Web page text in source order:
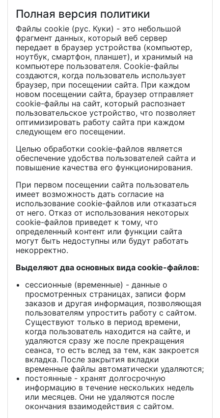
Полная версия политики
Файлы cookie (рус. Куки) - это небольшой
фрагмент данных, который веб сервер
передает в браузер устройства (компьютер,
ноутбук, смартфон, планшет), и хранимый на
компьютере пользователя. Cookie-файлы
создаются, когда пользователь использует
браузер, при посещении сайта. При каждом
новом посещении сайта, браузер отправляет
cookie-файлы на сайт, который распознает
пользовательское устройство, что позволяет
оптимизировать работу сайта при каждом
следующем его посещении.
Целью обработки cookie-файлов является
обеспечение удобства пользователей сайта и
повышение качества его функционирования.
При первом посещении сайта пользователь
имеет возможность дать согласие на
использование cookie-файлов или отказаться
от него. Отказ от использования некоторых
cookie-файлов приведет к тому, что
определенный контент или функции сайта
могут быть недоступны или будут работать
некорректно.
Выделяют два основных вида cookie-файлов:
сессионные (временные) - данные о
просмотренных страницах, записи форм
заказов и другая информация, позволяющая
пользователям упростить работу с сайтом.
Существуют только в период времени,
когда пользователь находится на сайте, и
удаляются сразу же после прекращения
сеанса, то есть вслед за тем, как закроется
вкладка. После закрытия вкладки
временные файлы автоматически удаляются;
постоянные - хранят долгосрочную
информацию в течение нескольких недель
или месяцев. Они не удаляются после
окончания взаимодействия с сайтом.